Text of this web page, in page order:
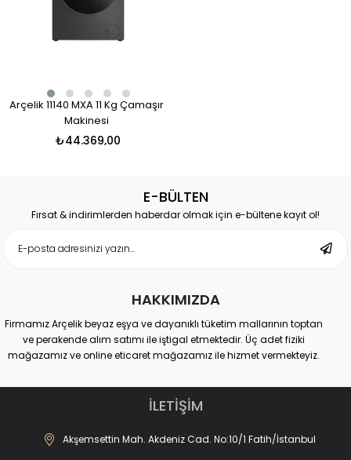
Arçelik 11140 MXA 11 Kg Çamaşır
Makinesi
₺44.369,00
E-BÜLTEN
Fırsat & indirimlerden haberdar olmak için e-bültene kayıt ol!
HAKKIMIZDA
Firmamız Arçelik beyaz eşya ve dayanıklı tüketim mallarının toptan
ve perakende alım satımı ile iştigal etmektedir. Üç adet fiziki
mağazamız ve online eticaret mağazamız ile hizmet vermekteyiz.
Merkez Mağaza:
Akdeniz Cad. No: 10 Fatih-İstanbul
İletişim : 0537 306 81 68
-------------------------------
İLETİŞİM
Akşemsettin Mah. Akdeniz Cad. No:10/1 Fatih/İstanbul